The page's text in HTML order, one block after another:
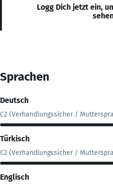
Logg Dich jetzt ein,
Sprachen
Deutsch
C2 (Verhandlungssicher /
Türkisch
C2 (Verhandlungssicher /
Englisch